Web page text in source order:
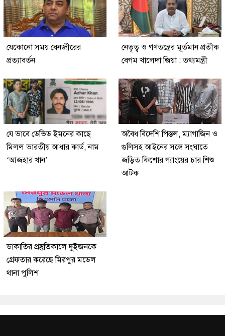
যেকোনো সময় বেনজীরের
প্রত্যাবর্তন
নেতৃত্ব ও গণতন্ত্রের মূর্তমান প্রতীক
বেগম খালেদা জিয়া : তথ্যমন্ত্রী
যে ভাবে ডেভিড ইমনের কাছে
মিলল ভারতীয় আধার কার্ড, নাম
‘আজহার খান’
অবৈধ বিদেশি পিস্তল, ম্যাগাজিন ও
গুলিসহ আইনের সঙ্গে সংঘাতে
জড়িত কিশোর গ্যাংয়ের চার শিশু
আটক
ডাকাতির প্রস্তুতিকালে দুইজনকে
গ্রেফতার করেছে মিরপুর মডেল
থানা পুলিশ